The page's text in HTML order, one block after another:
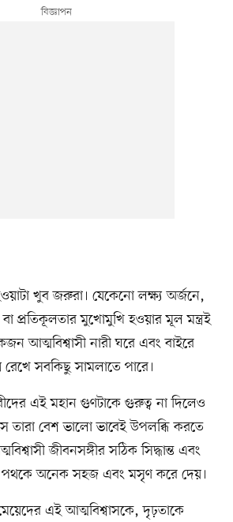
খুব জরুরা। যেকেনো লক্ষ্য অর্জনে,
প্রতিকূলতার মুখোমুখি হওয়ার মূল মন্ত্রই
আত্মবিশ্বাসী নারী ঘরে এবং বাইরে
রেখে সবকিছু সামলাতে পারে।
এই মহান গুণটাকে গুরুত্ব না দিলেও
তারা বেশ ভালো ভাবেই উপলব্ধি করতে
জীবনসঙ্গীর সঠিক সিদ্ধান্ত এবং
পথকে অনেক সহজ এবং মসৃণ করে দেয়।
এই আত্মবিশ্বাসকে, দৃঢ়তাকে